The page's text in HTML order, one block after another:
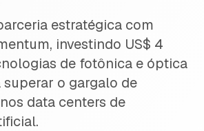
estratégica com
investindo US$ 4
de fotônica e óptica
superar o gargalo de
data centers de